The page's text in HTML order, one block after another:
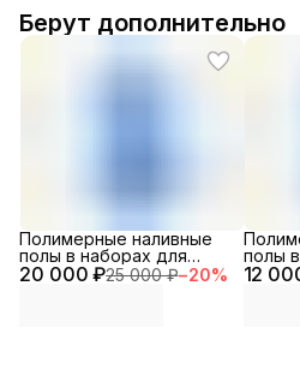
Берут дополнительно
20 000 ₽25 000 ₽−20%
Полимерные наливные
полы в наборах для
помещений
12
полы